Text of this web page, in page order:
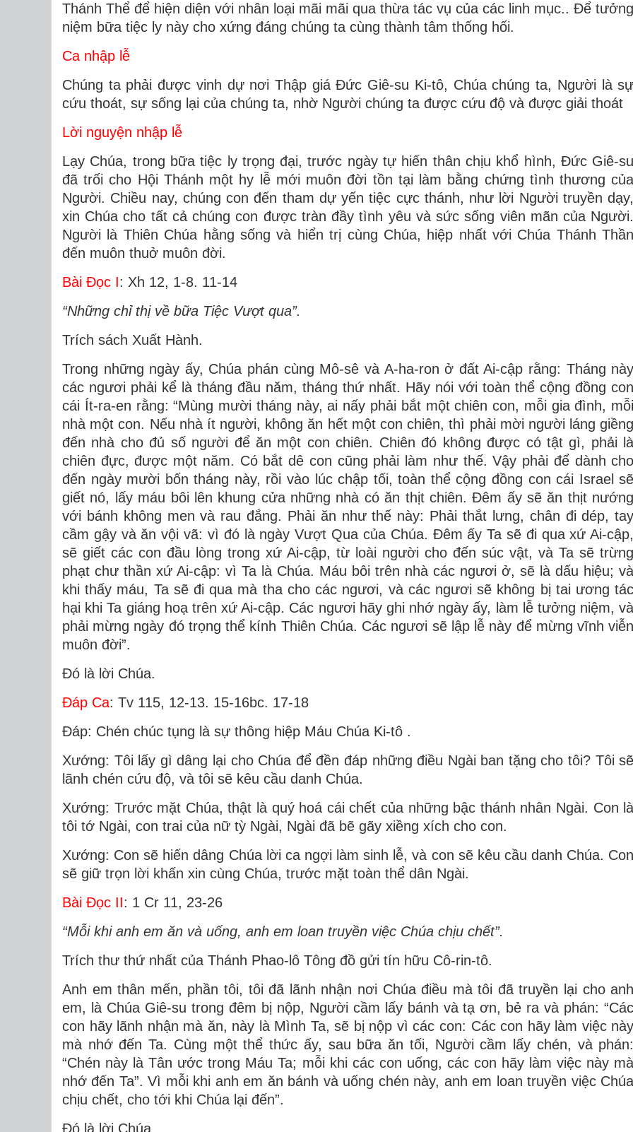
Thánh Thể để hiện diện với nhân loại mãi mãi qua thừa tác vụ của các linh mục.. Để tưởng
niệm bữa tiệc ly này cho xứng đáng chúng ta cùng thành tâm thống hối.
Ca nhập lễ
Chúng ta phải được vinh dự nơi Thập giá Đức Giê-su Ki-tô, Chúa chúng ta, Người là sự
cứu thoát, sự sống lại của chúng ta, nhờ Người chúng ta được cứu độ và được giải thoát
Lời nguyện nhập lễ
Lạy Chúa, trong bữa tiệc ly trọng đại, trước ngày tự hiến thân chịu khổ hình, Ðức Giê-su
đã trối cho Hội Thánh một hy lễ mới muôn đời tồn tại làm bằng chứng tình thương của
Người. Chiều nay, chúng con đến tham dự yến tiệc cực thánh, như lời Người truyền dạy,
xin Chúa cho tất cả chúng con được tràn đầy tình yêu và sức sống viên mãn của Người.
Người là Thiên Chúa hằng sống và hiển trị cùng Chúa, hiệp nhất với Chúa Thánh Thần
đến muôn thuở muôn đời.
Bài Ðọc I: Xh 12, 1-8. 11-14
“Những chỉ thị về bữa Tiệc Vượt qua”.
Trích sách Xuất Hành.
Trong những ngày ấy, Chúa phán cùng Mô-sê và A-ha-ron ở đất Ai-cập rằng: Tháng này
các ngươi phải kể là tháng đầu năm, tháng thứ nhất. Hãy nói với toàn thể cộng đồng con
cái Ít-ra-en rằng: “Mùng mười tháng này, ai nấy phải bắt một chiên con, mỗi gia đình, mỗi
nhà một con. Nếu nhà ít người, không ăn hết một con chiên, thì phải mời người láng giềng
đến nhà cho đủ số người để ăn một con chiên. Chiên đó không được có tật gì, phải là
chiên đực, được một năm. Có bắt dê con cũng phải làm như thế. Vậy phải để dành cho
đến ngày mười bốn tháng này, rồi vào lúc chập tối, toàn thể cộng đồng con cái Israel sẽ
giết nó, lấy máu bôi lên khung cửa những nhà có ăn thịt chiên. Ðêm ấy sẽ ăn thịt nướng
với bánh không men và rau đắng. Phải ăn như thế này: Phải thắt lưng, chân đi dép, tay
cầm gậy và ăn vội vã: vì đó là ngày Vượt Qua của Chúa. Ðêm ấy Ta sẽ đi qua xứ Ai-cập,
sẽ giết các con đầu lòng trong xứ Ai-cập, từ loài người cho đến súc vật, và Ta sẽ trừng
phạt chư thần xứ Ai-cập: vì Ta là Chúa. Máu bôi trên nhà các ngươi ở, sẽ là dấu hiệu; và
khi thấy máu, Ta sẽ đi qua mà tha cho các ngươi, và các ngươi sẽ không bị tai ương tác
hại khi Ta giáng hoạ trên xứ Ai-cập. Các ngươi hãy ghi nhớ ngày ấy, làm lễ tưởng niệm, và
phải mừng ngày đó trọng thể kính Thiên Chúa. Các ngươi sẽ lập lễ này để mừng vĩnh viễn
muôn đời”.
Ðó là lời Chúa.
Ðáp Ca: Tv 115, 12-13. 15-16bc. 17-18
Ðáp: Chén chúc tụng là sự thông hiệp Máu Chúa Ki-tô .
Xướng: Tôi lấy gì dâng lại cho Chúa để đền đáp những điều Ngài ban tặng cho tôi? Tôi sẽ
lãnh chén cứu độ, và tôi sẽ kêu cầu danh Chúa.
Xướng: Trước mặt Chúa, thật là quý hoá cái chết của những bậc thánh nhân Ngài. Con là
tôi tớ Ngài, con trai của nữ tỳ Ngài, Ngài đã bẽ gãy xiềng xích cho con.
Xướng: Con sẽ hiến dâng Chúa lời ca ngợi làm sinh lễ, và con sẽ kêu cầu danh Chúa. Con
sẽ giữ trọn lời khấn xin cùng Chúa, trước mặt toàn thể dân Ngài.
Bài Ðọc II: 1 Cr 11, 23-26
“Mỗi khi anh em ăn và uống, anh em loan truyền việc Chúa chịu chết”.
Trích thư thứ nhất của Thánh Phao-lô Tông đồ gửi tín hữu Cô-rin-tô.
Anh em thân mến, phần tôi, tôi đã lãnh nhận nơi Chúa điều mà tôi đã truyền lại cho anh
em, là Chúa Giê-su trong đêm bị nộp, Người cầm lấy bánh và tạ ơn, bẻ ra và phán: “Các
con hãy lãnh nhận mà ăn, này là Mình Ta, sẽ bị nộp vì các con: Các con hãy làm việc này
mà nhớ đến Ta. Cùng một thể thức ấy, sau bữa ăn tối, Người cầm lấy chén, và phán:
“Chén này là Tân ước trong Máu Ta; mỗi khi các con uống, các con hãy làm việc này mà
nhớ đến Ta”. Vì mỗi khi anh em ăn bánh và uống chén này, anh em loan truyền việc Chúa
chịu chết, cho tới khi Chúa lại đến”.
Ðó là lời Chúa.